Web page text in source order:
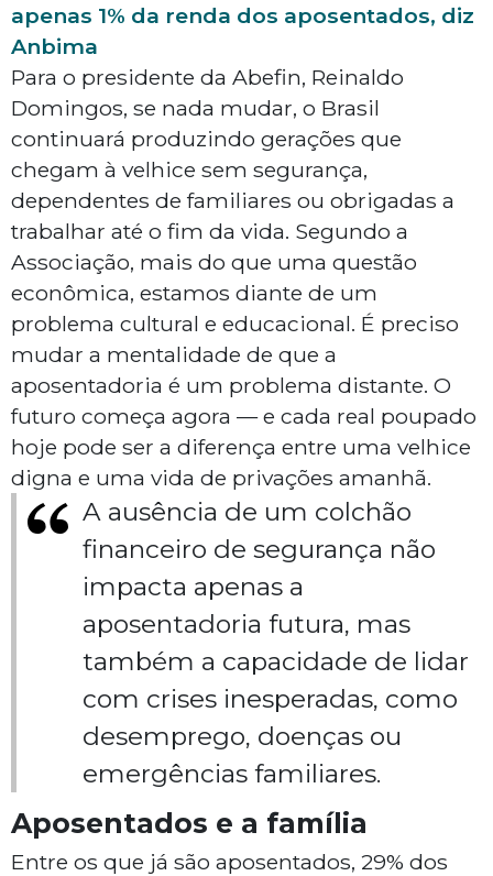
apenas 1% da renda dos aposentados, diz
Anbima
Para o presidente da Abefin, Reinaldo
Domingos, se nada mudar, o Brasil
continuará produzindo gerações que
chegam à velhice sem segurança,
dependentes de familiares ou obrigadas a
trabalhar até o fim da vida. Segundo a
Associação, mais do que uma questão
econômica, estamos diante de um
problema cultural e educacional. É preciso
mudar a mentalidade de que a
aposentadoria é um problema distante. O
futuro começa agora — e cada real poupado
hoje pode ser a diferença entre uma velhice
digna e uma vida de privações amanhã.
A ausência de um colchão
financeiro de segurança não
impacta apenas a
aposentadoria futura, mas
também a capacidade de lidar
com crises inesperadas, como
desemprego, doenças ou
emergências familiares.
Aposentados e a família
Entre os que já são aposentados, 29% dos